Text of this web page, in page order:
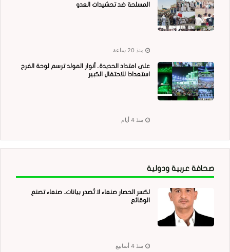
المسلحة ضد تحشيدات العدو
منذ 20 ساعة
على امتداد الحديدة.. أنوار المولد ترسم لوحة الفرح
استعدادا للاحتفال الكبير
منذ 4 أيام
صحافة عربية ودولية
لكسر الحصار صنعاء لا تُصدر بيانات.. صنعاء تصنع
الوقائع
منذ 4 أسابيع